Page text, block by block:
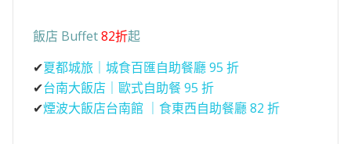
飯店 Buffet82折起
✔夏都城旅｜城食百匯自助餐廳 95 折
✔台南大飯店｜歐式自助餐 95 折
✔煙波大飯店台南館 ｜食東西自助餐廳 82 折